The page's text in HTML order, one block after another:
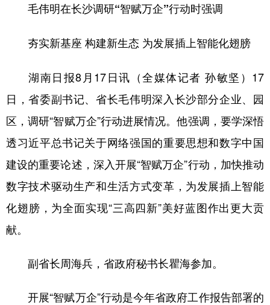
科技 科创 量子 体育
文化 书画 健康 军事
食品 人居 信息化 数字经济
学术中国 乡村振兴 银龄 溯源中国
城市 旅游 能源 会展
彩票 娱乐 时尚 悦读
公益 一带一路 亚太网 上市公司
毛伟明在长沙调研“智赋万企”行动时强调
夯实新基座 构建新生态 为发展插上智能化翅膀
湖南日报8月17日讯（全媒体记者 孙敏坚）17
日，省委副书记、省长毛伟明深入长沙部分企业、园
区，调研“智赋万企”行动进展情况。他强调，要学深悟
透习近平总书记关于网络强国的重要思想和数字中国
建设的重要论述，深入开展“智赋万企”行动，加快推动
数字技术驱动生产和生活方式变革，为发展插上智能
化翅膀，为全面实现“三高四新”美好蓝图作出更大贡
献。
副省长周海兵，省政府秘书长瞿海参加。
开展“智赋万企”行动是今年省政府工作报告部署的